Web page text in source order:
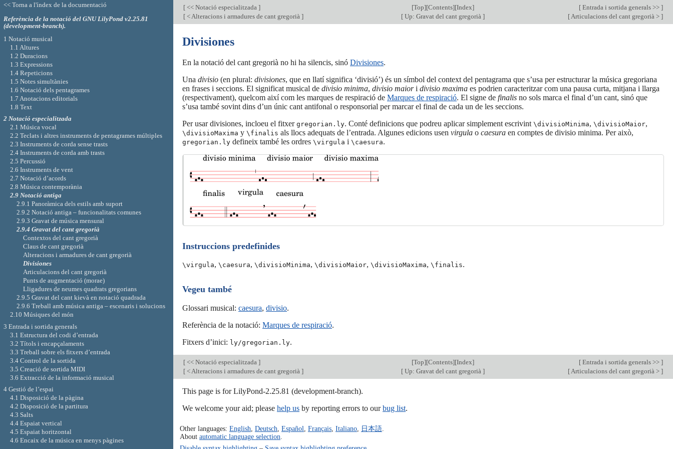
[ << Notació especialitzada ] [Top][Contents][Index] [ Entrada i sortida generals >> ]
[ < Alteracions i armadures de cant gregorià ] [ Up: Gravat del cant gregorià ] [Articulacions del cant gregorià > ]
Divisiones
En la notació del cant gregorià no hi ha silencis, sinó Divisiones.
Una divisio (en plural: divisiones, que en llatí significa ‘divisió’) és un símbol del context del pentagrama que s’usa per estructurar la música gregoriana
en frases i seccions. El significat musical de divisio minima, divisio maiori divisio maxima es podrien caracteritzar com una pausa curta, mitjana i llarga
(respectivament), quelcom així com les marques de respiració de Marques de respiració. El signe de finalis no sols marca el final d’un cant, sinó que
s’usa també sovint dins d’un únic cant antifonal o responsorial per marcar el final de cada un de les seccions.
Per usar divisiones, incloeu el fitxer gregorian.ly. Conté definicions que podreu aplicar simplement escrivint \divisioMinima, \divisioMaior,
\divisioMaxima y \finalis als llocs adequats de l’entrada. Algunes edicions usen virgula o caesura en comptes de divisio minima. Per això,
gregorian.ly defineix també les ordres \virgula i \caesura.
Instruccions predefinides
\virgula, \caesura, \divisioMinima, \divisioMaior, \divisioMaxima, \finalis.
Vegeu també
Glossari musical: caesura, divisio.
Referència de la notació: Marques de respiració.
Fitxers d’inici: ly/gregorian.ly.
[ << Notació especialitzada ] [Top][Contents][Index] [ Entrada i sortida generals >> ]
[ < Alteracions i armadures de cant gregorià ] [ Up: Gravat del cant gregorià ] [ Articulacions del cant gregorià > ]
This page is for LilyPond-2.25.81 (development-branch).
We welcome your aid; please help us by reporting errors to ourbug list.
Other languages: English Deutsch Español Français, Italiano, 日本語.
About automatic language selection
<< Torna a l'índex de la documentació
Referència de la notació del GNU LilyPond v2.25.81
(development-branch).
1 Notació musical
1.1 Altures
1.2 Duracions
1.3 Expressions
1.4 Repeticions
1.5 Notes simultànies
1.6 Notació dels pentagrames
1.7 Anotacions editorials
1.8 Text
2 Notació especialitzada
2.1 Música vocal
2.2 Teclats i altres instruments de pentagrames múltiples
2.3 Instruments de corda sense trasts
2.4 Instruments de corda amb trasts
2.5 Percussió
2.6 Instruments de vent
2.7 Notació d’acords
2.8 Música contemporània
2.9 Notació antiga
2.9.1 Panoràmica dels estils amb suport
2.9.2 Notació antiga – funcionalitats comunes
2.9.3 Gravat de música mensural
2.9.4 Gravat del cant gregorià
Contextos del cant gregorià
Claus de cant gregorià
Alteracions i armadures de cant gregorià
Divisiones
Articulacions del cant gregorià
Punts de augmentació (morae)
Lligadures de neumes quadrats gregorians
2.9.5 Gravat del cant kievà en notació quadrada
2.9.6 Treball amb música antiga – escenaris i solucions
2.10 Músiques del món
3 Entrada i sortida generals
3.1 Estructura del codi d’entrada
3.2 Títols i encapçalaments
3.3 Treball sobre els fitxers d’entrada
3.4 Control de la sortida
3.5 Creació de sortida MIDI
3.6 Extracció de la informació musical
4 Gestió de l’espai
4.1 Disposició de la pàgina
4.2 Disposició de la partitura
4.3 Salts
4.4 Espaiat vertical
4.5 Espaiat horitzontal
4.6 Encaix de la música en menys pàgines